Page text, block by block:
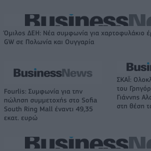
Όμιλος ΔΕΗ: Νέα συμφωνία για χαρτοφυλάκιο
GW σε Πολωνία και Ουγγαρία
Fourlis: Συμφωνία για την
πώληση συμμετοχής στο Sofia
South Ring Mall έναντι 49,35
εκατ. ευρώ
ΣΚΑΪ:
του
Γιάννης
στη θέση